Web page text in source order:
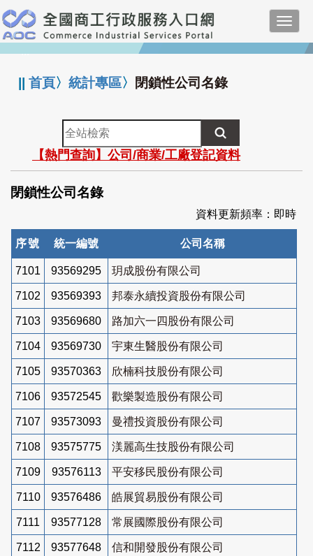
跳
到
主
要
:::
||首頁〉統計專區〉 閉鎖性公司名錄
全
站
檢
索
【熱門查詢】公司/商業/工廠登記資料
閉鎖性公司名錄
資料更新頻率：即時
序號 統一編號 公司名稱
7101 93569295 玥成股份有限公司
7102 93569393 邦泰永續投資股份有限公司
7103 93569680 路加六一四股份有限公司
7104 93569730 宇東生醫股份有限公司
7105 93570363 欣楠科技股份有限公司
7106 93572545 歡樂製造股份有限公司
7107 93573093 曼禮投資股份有限公司
7108 93575775 渼麗高生技股份有限公司
7109 93576113 平安移民股份有限公司
7110 93576486 皓展貿易股份有限公司
7111 93577128 常展國際股份有限公司
7112 93577648 信和開發股份有限公司